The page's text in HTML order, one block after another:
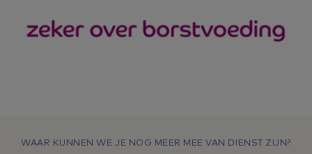
WAAR KUNNEN WE JE NOG MEER MEE VAN DIENST ZIJN?